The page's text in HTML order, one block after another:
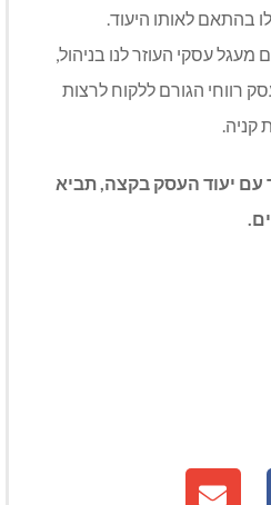
בהתאם לאותו היעוד.
עסקי העוזר לנו בניהול,
רווחי הגורם ללקוח לרצות
קניה.
עם יעוד העסק בקצה, תביא